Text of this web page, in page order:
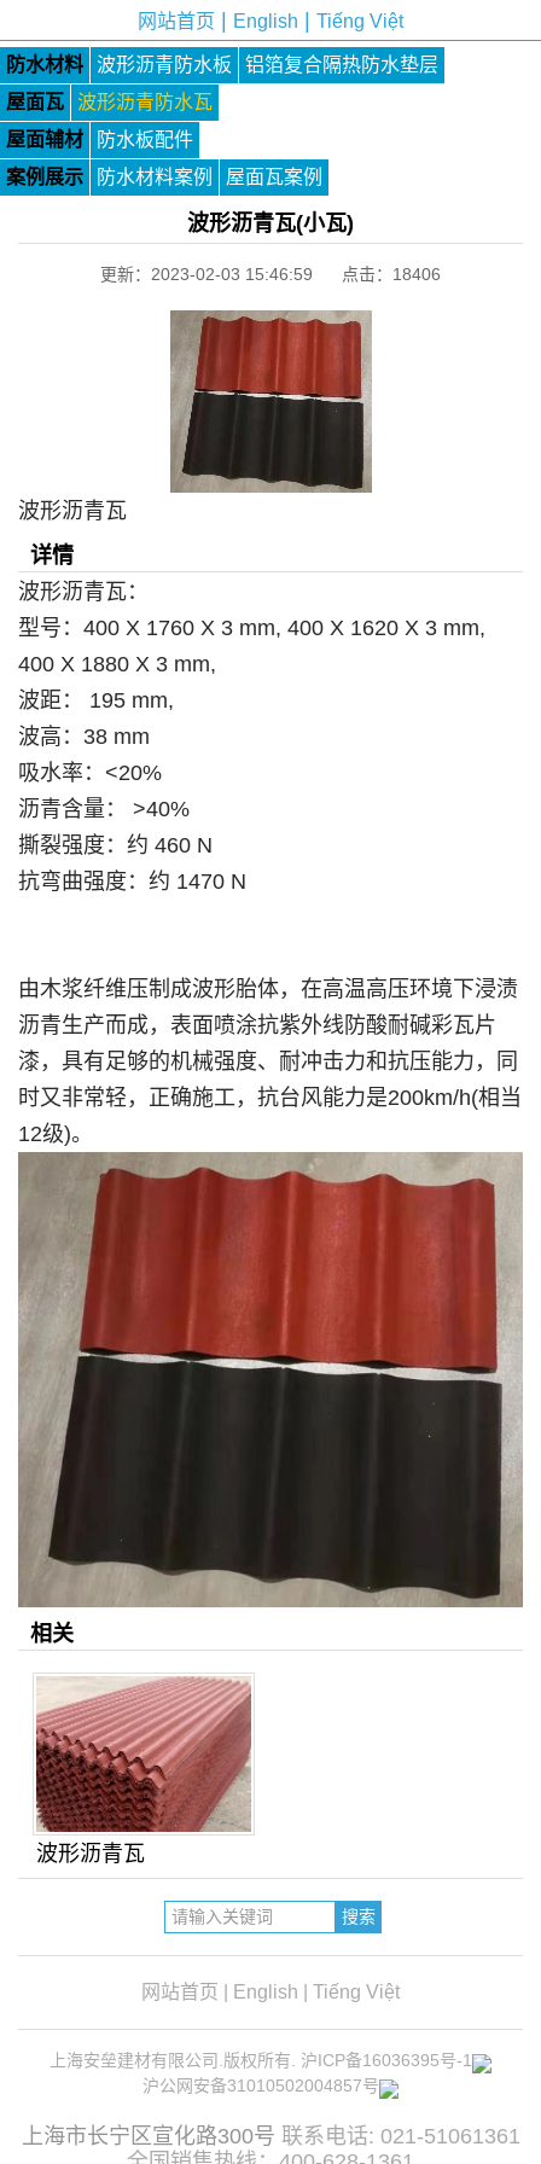
网站首页 English Tiếng Việt
防水材料 波形沥青防水板
铝箔复合隔热防水垫层
屋面瓦
波形沥青防水瓦
屋面辅材
防水板配件
案例展示
防水材料案例 屋面瓦案例
波形沥青瓦(小瓦)
更新：2023-02-03 15:46:59 点击： 18406
波形沥青瓦
详情
波形沥青瓦：
型号：400 X 1760 X 3 mm, 400 X 1620 X 3 mm,
400 X 1880 X 3 mm,
波距： 195 mm,
波高：38 mm
吸水率：<20%
沥青含量： >40%
撕裂强度：约 460 N
抗弯曲强度：约 1470 N
由木浆纤维压制成波形胎体，在高温高压环境下浸渍
沥青生产而成，表面喷涂抗紫外线防酸耐碱彩瓦片
漆，具有足够的机械强度、耐冲击力和抗压能力，同
时又非常轻，正确施工，抗台风能力是200km/h(相当
12级)。
相关
波形沥青瓦
网站首页 English Tiếng Việt
上海安垒建材有限公司.版权所有. 沪ICP备16036395号-1
沪公网安备31010502004857号
上海市长宁区宣化路300号 联系电话: 021-51061361